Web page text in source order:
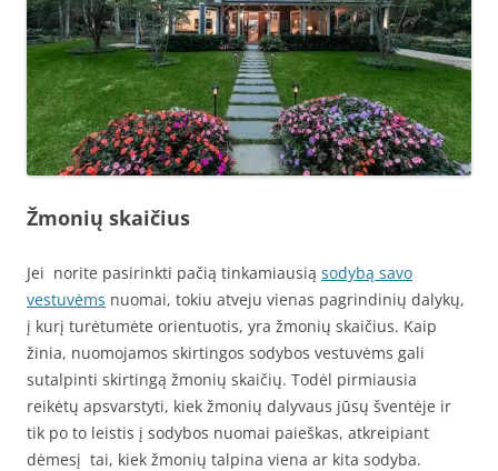
Žmonių skaičius
Jei norite pasirinkti pačią tinkamiausią sodybą savo
vestuvėms nuomai, tokiu atveju vienas pagrindinių dalykų,
į kurį turėtumėte orientuotis, yra žmonių skaičius. Kaip
žinia, nuomojamos skirtingos sodybos vestuvėms gali
sutalpinti skirtingą žmonių skaičių. Todėl pirmiausia
reikėtų apsvarstyti, kiek žmonių dalyvaus jūsų šventėje ir
tik po to leistis į sodybos nuomai paieškas, atkreipiant
dėmesį tai, kiek žmonių talpina viena ar kita sodyba.